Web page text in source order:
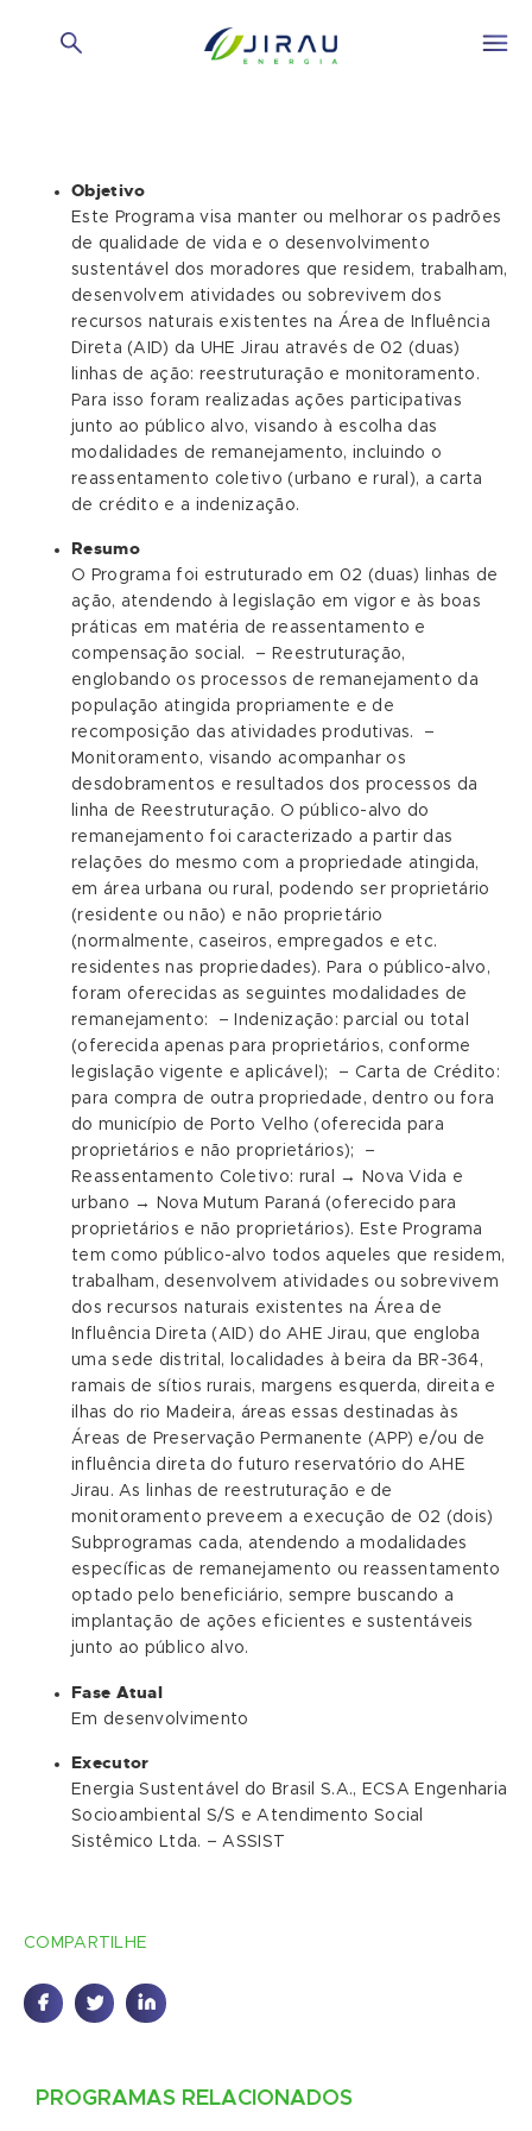
Objetivo
Este Programa visa manter ou melhorar os padrões
de qualidade de vida e o desenvolvimento
sustentável dos moradores que residem, trabalham,
desenvolvem atividades ou sobrevivem dos
recursos naturais existentes na Área de Influência
Direta (AID) da UHE Jirau através de 02 (duas)
linhas de ação: reestruturação e monitoramento.
Para isso foram realizadas ações participativas
junto ao público alvo, visando à escolha das
modalidades de remanejamento, incluindo o
reassentamento coletivo (urbano e rural), a carta
de crédito e a indenização.
Resumo
O Programa foi estruturado em 02 (duas) linhas de
ação, atendendo à legislação em vigor e às boas
práticas em matéria de reassentamento e
compensação social. – Reestruturação,
englobando os processos de remanejamento da
população atingida propriamente e de
recomposição das atividades produtivas. –
Monitoramento, visando acompanhar os
desdobramentos e resultados dos processos da
linha de Reestruturação. O público-alvo do
remanejamento foi caracterizado a partir das
relações do mesmo com a propriedade atingida,
em área urbana ou rural, podendo ser proprietário
(residente ou não) e não proprietário
(normalmente, caseiros, empregados e etc.
residentes nas propriedades). Para o público-alvo,
foram oferecidas as seguintes modalidades de
remanejamento: – Indenização: parcial ou total
(oferecida apenas para proprietários, conforme
legislação vigente e aplicável); – Carta de Crédito:
para compra de outra propriedade, dentro ou fora
do município de Porto Velho (oferecida para
proprietários e não proprietários); –
Reassentamento Coletivo: rural → Nova Vida e
urbano → Nova Mutum Paraná (oferecido para
proprietários e não proprietários). Este Programa
tem como público-alvo todos aqueles que residem,
trabalham, desenvolvem atividades ou sobrevivem
dos recursos naturais existentes na Área de
Influência Direta (AID) do AHE Jirau, que engloba
uma sede distrital, localidades à beira da BR-364,
ramais de sítios rurais, margens esquerda, direita e
ilhas do rio Madeira, áreas essas destinadas às
Áreas de Preservação Permanente (APP) e/ou de
influência direta do futuro reservatório do AHE
Jirau. As linhas de reestruturação e de
monitoramento preveem a execução de 02 (dois)
Subprogramas cada, atendendo a modalidades
específicas de remanejamento ou reassentamento
optado pelo beneficiário, sempre buscando a
implantação de ações eficientes e sustentáveis
junto ao público alvo.
Fase Atual
Em desenvolvimento
Executor
Energia Sustentável do Brasil S.A., ECSA Engenharia
Socioambiental S/S e Atendimento Social
Sistêmico Ltda. – ASSIST
COMPARTILHE
PROGRAMAS RELACIONADOS